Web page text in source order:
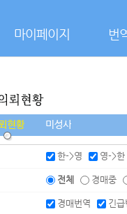
마이페이지 번
한->영 영->한
전체 경매중
경매번역 긴급